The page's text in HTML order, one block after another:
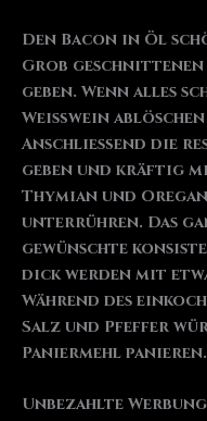
Den Bacon in Öl
Grob geschnittenen
geben. Wenn alles
Weißwein
Anschließend die
geben und kräftig
Thymian und
unterrühren. Das
gewünschte
dick werden mit
Während des
Salz und Pfeffer
Paniermehl panieren.
Unbezahlte Werbung